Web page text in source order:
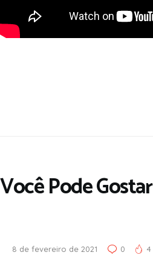
Você Pode Gostar
8 de fevereiro de 2021 0 4